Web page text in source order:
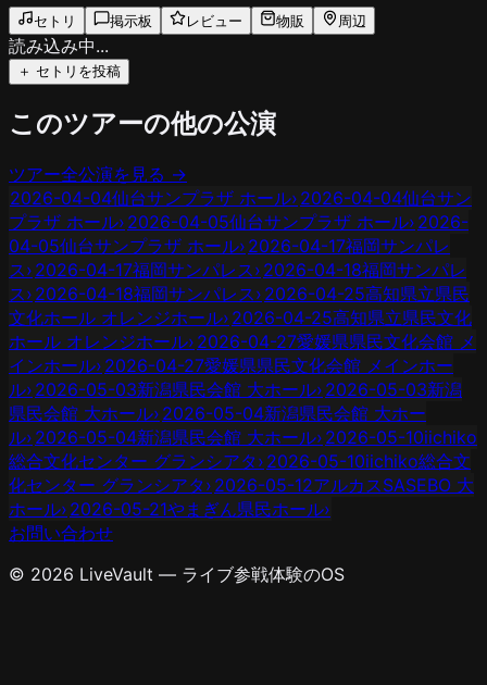
セトリ 掲示板 レビュー 物販 周辺
読み込み中...
＋ セトリを投稿
このツアーの他の公演
ツアー全公演を見る →
2026-04-04仙台サンプラザ ホール› 2026-04-04仙台サン
プラザ ホール› 2026-04-05仙台サンプラザ ホール› 2026-
04-05仙台サンプラザ ホール› 2026-04-17福岡サンパレ
ス› 2026-04-17福岡サンパレス› 2026-04-18福岡サンパレ
ス› 2026-04-18福岡サンパレス› 2026-04-25高知県立県民
文化ホール オレンジホール› 2026-04-25高知県立県民文化
ホール オレンジホール› 2026-04-27愛媛県県民文化会館 メ
インホール› 2026-04-27愛媛県県民文化会館 メインホー
ル› 2026-05-03新潟県民会館 大ホール› 2026-05-03新潟
県民会館 大ホール› 2026-05-04新潟県民会館 大ホー
ル› 2026-05-04新潟県民会館 大ホール› 2026-05-10iichiko
総合文化センター グランシアタ› 2026-05-10iichiko総合文
化センター グランシアタ› 2026-05-12アルカスSASEBO 大
ホール› 2026-05-21やまぎん県民ホール›
お問い合わせ
© 2026 LiveVault — ライブ参戦体験のOS